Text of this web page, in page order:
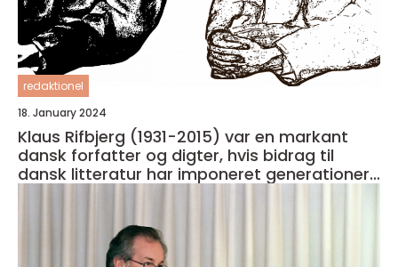
redaktionel
18. January 2024
Klaus Rifbjerg (1931-2015) var en markant
dansk forfatter og digter, hvis bidrag til
dansk litteratur har imponeret generationer